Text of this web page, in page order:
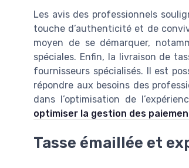
Les avis des professionnels
touche d’authenticité et de
moyen de se démarquer,
spéciales. Enfin, la livraison de
fournisseurs spécialisés. Il est
répondre aux besoins des
dans l’optimisation de
optimiser la gestion des
Tasse émaillée et